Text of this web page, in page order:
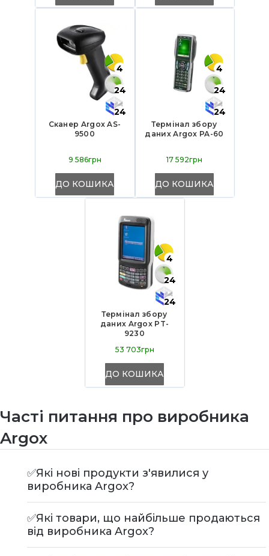
4
24
24
Сканер Argox AS-
9500
9 586грн
ДО КОШИКА
4
24
24
Термінал збору
даних Argox PA-60
17 592грн
ДО КОШИКА
4
24
24
Термінал збору
даних Argox PT-
9230
53 703грн
ДО КОШИКА
Часті питання про виробника
Argox
✅Які нові продукти з'явилися у
виробника Argox?
✅Які товари, що найбільше продаються
від виробника Argox?